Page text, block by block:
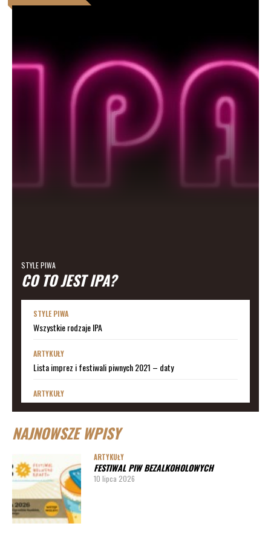
STYLE PIWA
CO TO JEST IPA?
STYLE PIWA
Wszystkie rodzaje IPA
ARTYKUŁY
Lista imprez i festiwali piwnych 2021 – daty
ARTYKUŁY
ARTYKUŁY
ARTYKUŁY
Lista imprez i festiwali piwnych 2020 – miasta
ARTYKUŁY
Pędy chmielu – danie ekskluzywne
NAJNOWSZE WPISY
ARTYKUŁY
FESTIWAL PIW BEZALKOHOLOWYCH
10 lipca 2026